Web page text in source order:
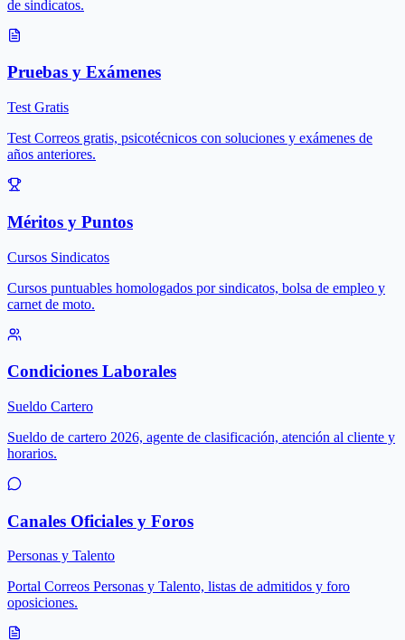
de sindicatos.
Pruebas y Exámenes
Test Gratis
Test Correos gratis, psicotécnicos con soluciones y exámenes de
años anteriores.
Méritos y Puntos
Cursos Sindicatos
Cursos puntuables homologados por sindicatos, bolsa de empleo y
carnet de moto.
Condiciones Laborales
Sueldo Cartero
Sueldo de cartero 2026, agente de clasificación, atención al cliente y
horarios.
Canales Oficiales y Foros
Personas y Talento
Portal Correos Personas y Talento, listas de admitidos y foro
oposiciones.